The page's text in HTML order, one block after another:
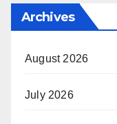
Archives
August 2026
July 2026